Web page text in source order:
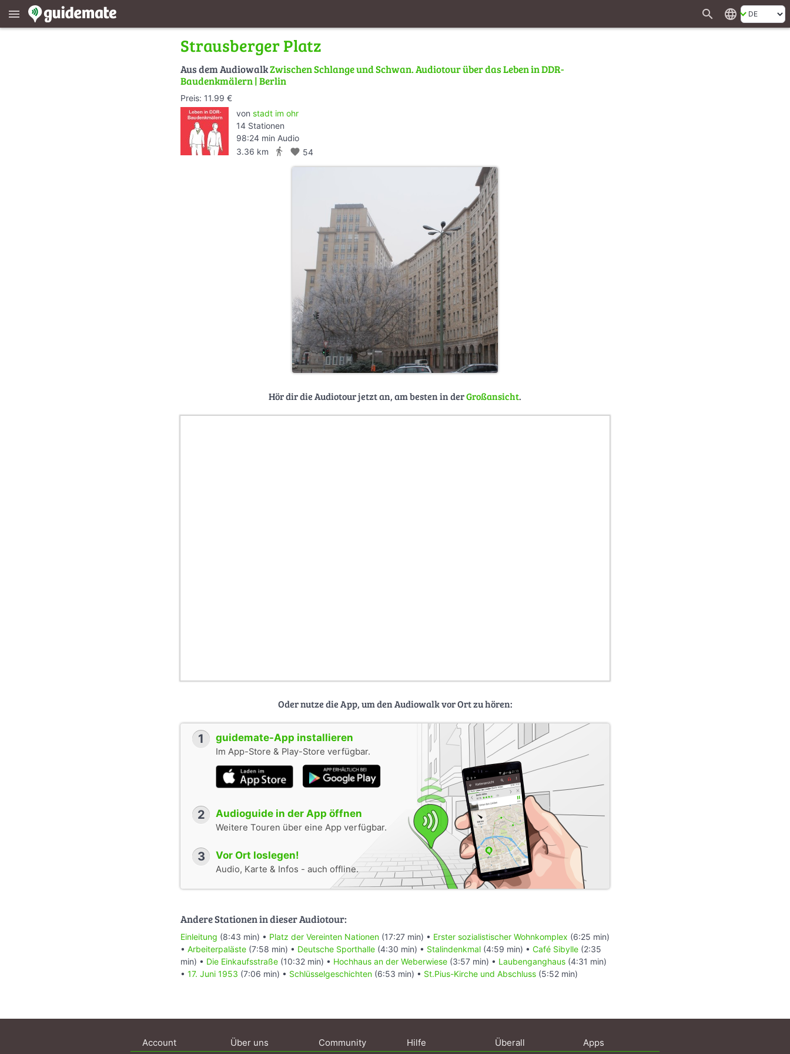
menu search language
Strausberger Platz
Aus dem AudiowalkZwischen Schlange und Schwan. Audiotour über das Leben in DDR-
Baudenkmälern | Berlin
Preis: 11.99 €
von stadt im ohr
14 Stationen
98:24 min Audio
3.36 km
directions_walk favorite 54
Hör dir die Audiotour jetzt an, am besten in derGroßansicht.
Oder nutze die App, um den Audiowalk vor Ort zu hören:
1 guidemate-App installieren
Im App-Store & Play-Store verfügbar.
2 Audioguide in der App öffnen
Weitere Touren über eine App verfügbar.
3 Vor Ort loslegen!
Audio, Karte & Infos - auch offline.
Andere Stationen in dieser Audiotour:
Einleitung (8:43 min) • Platz der Vereinten Nationen (17:27 min) • Erster sozialistischer Wohnkomplex (6:25 min)
• Arbeiterpaläste (7:58 min) • Deutsche Sporthalle (4:30 min) • Stalindenkmal (4:59 min) • Café Sibylle (2:35
min) • Die Einkaufsstraße (10:32 min) • Hochhaus an der Weberwiese (3:57 min) • Laubenganghaus (4:31 min)
• 17. Juni 1953 (7:06 min) • Schlüsselgeschichten (6:53 min) • St.Pius-Kirche und Abschluss (5:52 min)
Account Über uns Community Hilfe Überall Apps